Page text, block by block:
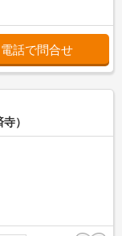
電話で問合せ
）